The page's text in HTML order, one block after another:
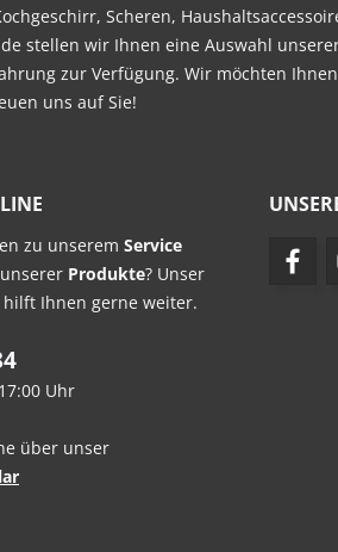
Scheren,
stellen wir Ihnen eine Auswahl
zur Verfügung. Wir möchten
uns auf Sie!
zu unserem Service
Produkte? Unser
hilft Ihnen gerne weiter.
Uhr
über unser